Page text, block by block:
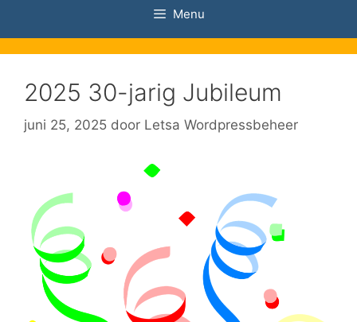
Menu
2025 30-jarig Jubileum
juni 25, 2025 door Letsa Wordpressbeheer